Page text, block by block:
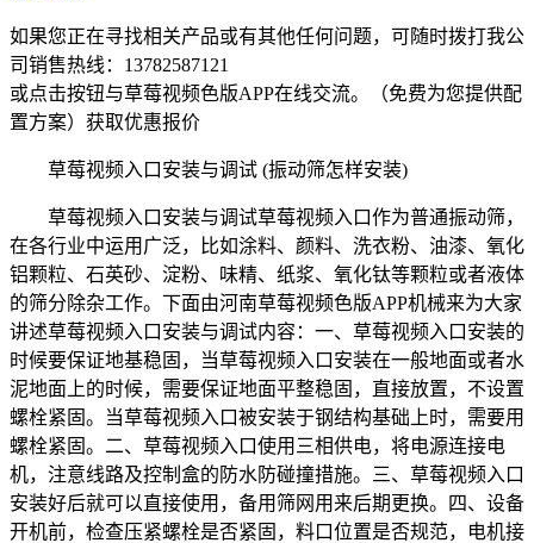
如果您正在寻找相关产品或有其他任何问题，可随时拨打我公
司销售热线： 13782587121
或点击按钮与草莓视频色版APP在线交流。（免费为您提供配
置方案） 获取优惠报价
草莓视频入口安装与调试 (振动筛怎样安装)
草莓视频入口安装与调试草莓视频入口作为普通振动筛，
在各行业中运用广泛，比如涂料、颜料、洗衣粉、油漆、氧化
铝颗粒、石英砂、淀粉、味精、纸浆、氧化钛等颗粒或者液体
的筛分除杂工作。下面由河南草莓视频色版APP机械来为大家
讲述草莓视频入口安装与调试内容：一、草莓视频入口安装的
时候要保证地基稳固，当草莓视频入口安装在一般地面或者水
泥地面上的时候，需要保证地面平整稳固，直接放置，不设置
螺栓紧固。当草莓视频入口被安装于钢结构基础上时，需要用
螺栓紧固。二、草莓视频入口使用三相供电，将电源连接电
机，注意线路及控制盒的防水防碰撞措施。三、草莓视频入口
安装好后就可以直接使用，备用筛网用来后期更换。四、设备
开机前，检查压紧螺栓是否紧固，料口位置是否规范，电机接